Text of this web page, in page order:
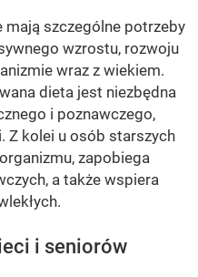
mają szczególne potrzeby
wzrostu, rozwoju
wraz z wiekiem.
dieta jest niezbędna
i poznawczego,
Z kolei u osób starszych
zapobiega
a także wspiera
i seniorów